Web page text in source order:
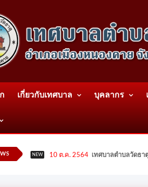
เกี่ยวกับเทศบาล บุคลากร
NEW 10 ต.ค. 2564 เทศบาลตำบลวัดธา